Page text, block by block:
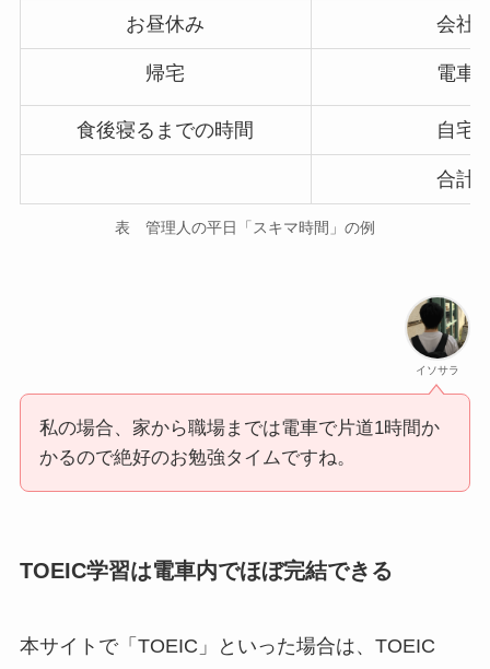
お昼休み 会社
帰宅 電車
食後寝るまでの時間 自宅
合計
表 管理人の平日「スキマ時間」の例
イソサラ
私の場合、家から職場までは電車で片道1時間か
かるので絶好のお勉強タイムですね。
TOEIC学習は電車内でほぼ完結できる
本サイトで「TOEIC」といった場合は、TOEIC